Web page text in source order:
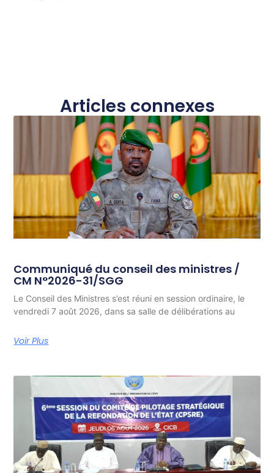
Articles connexes
Communiqué du conseil des ministres /
CM N°2026-31/SGG
Le Conseil des Ministres s’est réuni en session ordinaire, le
vendredi 7 août 2026, dans sa salle de délibérations au
Voir Plus